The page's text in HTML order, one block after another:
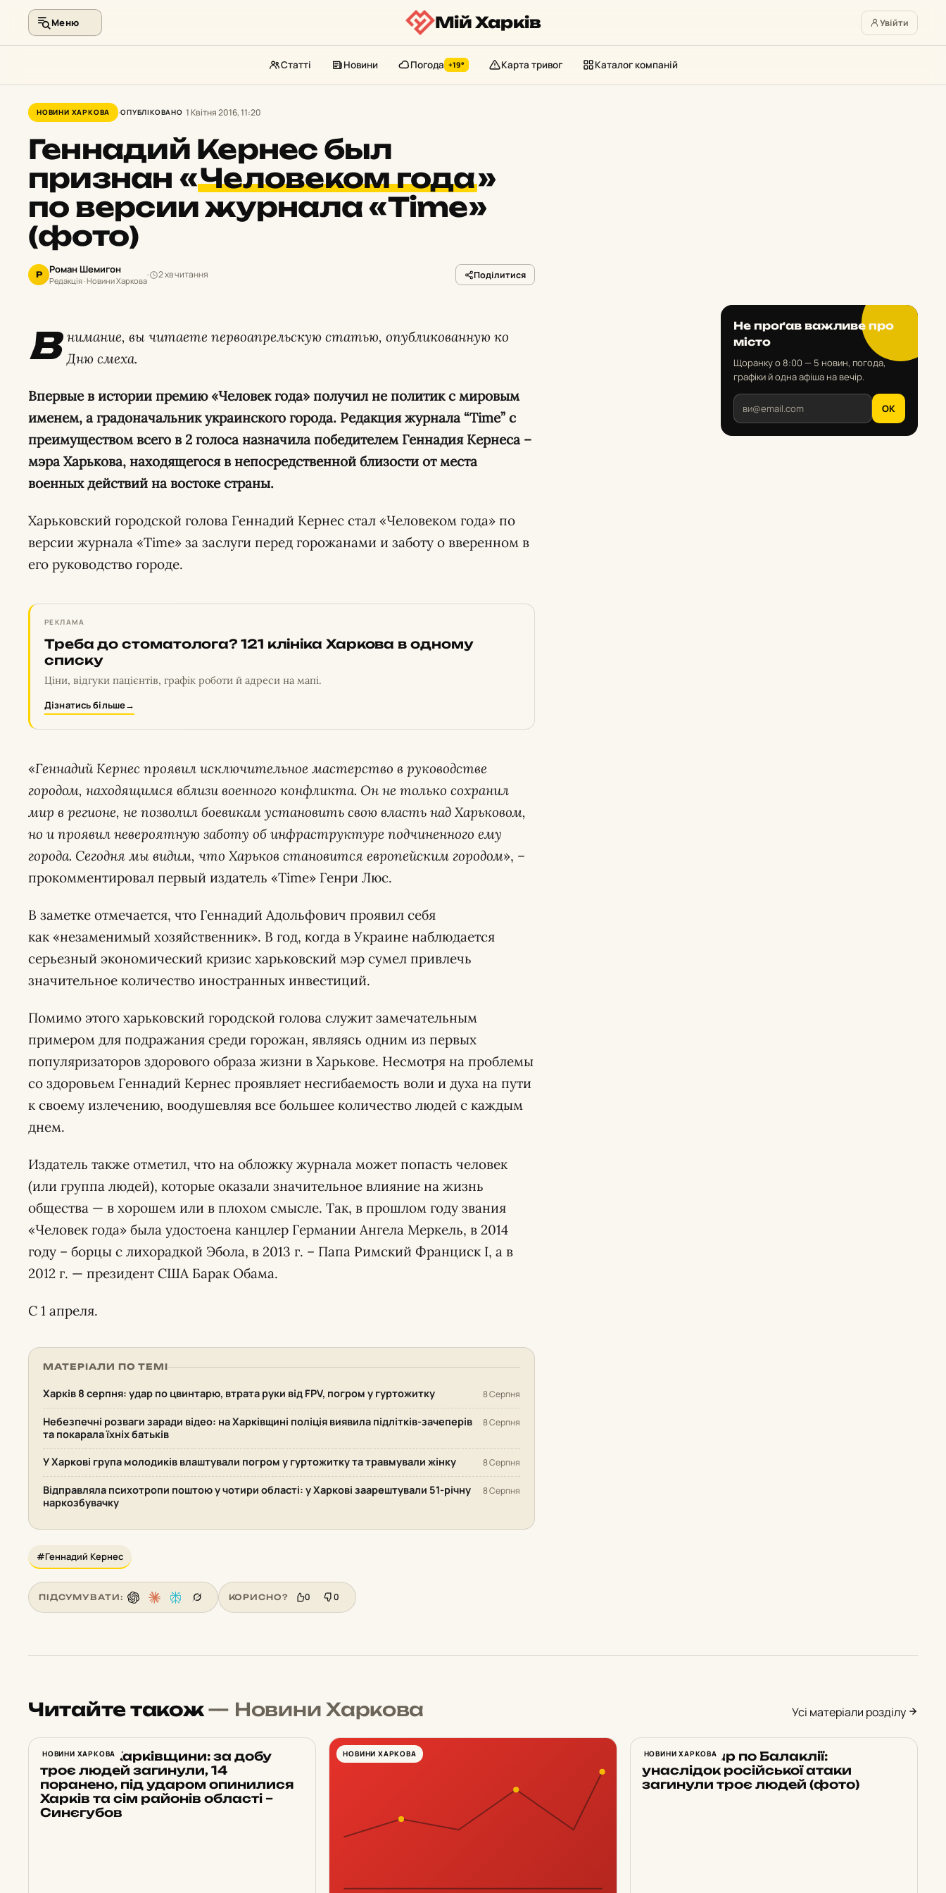
контенту
Меню Мій Харків Увійти
Статті Новини Погода +19° Карта тривог Каталог компаній
НОВИНИ ХАРКОВА ОПУБЛІКОВАНО 1 Квітня 2016, 11:20
Геннадий Кернес был
признан «Человеком года»
по версии журнала «Time»
(фото)
Р Роман Шемигон
Редакція · Новини Харкова
2 хв читання Поділитися
В нимание, вы читаете первоапрельскую статью, опубликованную ко
Дню смеха.
Впервые в истории премию «Человек года» получил не политик с мировым
именем, а градоначальник украинского города. Редакция журнала “Time” с
преимуществом всего в 2 голоса назначила победителем Геннадия Кернеса –
мэра Харькова, находящегося в непосредственной близости от места
военных действий на востоке страны.
Харьковский городской голова Геннадий Кернес стал «Человеком года» по
версии журнала «Time» за заслуги перед горожанами и заботу о вверенном в
его руководство городе.
РЕКЛАМА
Треба до стоматолога? 121 клініка Харкова в одному
списку
Ціни, відгуки пацієнтів, графік роботи й адреси на мапі.
Дізнатись більше→
«Геннадий Кернес проявил исключительное мастерство в руководстве
городом, находящимся вблизи военного конфликта. Он не только сохранил
мир в регионе, не позволил боевикам установить свою власть над Харьковом,
но и проявил невероятную заботу об инфраструктуре подчиненного ему
города. Сегодня мы видим, что Харьков становится европейским городом», –
прокомментировал первый издатель «Time» Генри Люс.
В заметке отмечается, что Геннадий Адольфович проявил себя
как «незаменимый хозяйственник». В год, когда в Украине наблюдается
серьезный экономический кризис харьковский мэр сумел привлечь
значительное количество иностранных инвестиций.
Помимо этого харьковский городской голова служит замечательным
примером для подражания среди горожан, являясь одним из первых
популяризаторов здорового образа жизни в Харькове. Несмотря на проблемы
со здоровьем Геннадий Кернес проявляет несгибаемость воли и духа на пути
к своему излечению, воодушевляя все большее количество людей с каждым
днем.
Издатель также отметил, что на обложку журнала может попасть человек
(или группа людей), которые оказали значительное влияние на жизнь
общества — в хорошем или в плохом смысле. Так, в прошлом году звания
«Человек года» была удостоена канцлер Германии Ангела Меркель, в 2014
году – борцы с лихорадкой Эбола, в 2013 г. – Папа Римский Франциск I, а в
2012 г. — президент США Барак Обама.
С 1 апреля.
МАТЕРІАЛИ ПО ТЕМІ
Харків 8 серпня: удар по цвинтарю, втрата руки від FPV, погром у гуртожитку 8 Серпня
Небезпечні розваги заради відео: на Харківщині поліція виявила підлітків-зачеперів
та покарала їхніх батьків
8 Серпня
У Харкові група молодиків влаштували погром у гуртожитку та травмували жінку 8 Серпня
Відправляла психотропи поштою у чотири області: у Харкові заарештували 51-річну
наркозбувачку
8 Серпня
#Геннадий Кернес
ПІДСУМУВАТИ: КОРИСНО? 0 0
Не проґав важливе про
місто
Щоранку о 8:00 — 5 новин, погода,
графіки й одна афіша на вечір.
OK
Читайте також— Новини Харкова Усі матеріали розділу
НОВИНИ ХАРКОВА
Обстріли Харківщини: за добу
троє людей загинули, 14
поранено, під ударом опинилися
Харків та сім районів області –
Синєгубов
НОВИНИ ХАРКОВА НОВИНИ ХАРКОВА
Нічний удар по Балаклії:
унаслідок російської атаки
загинули троє людей (фото)